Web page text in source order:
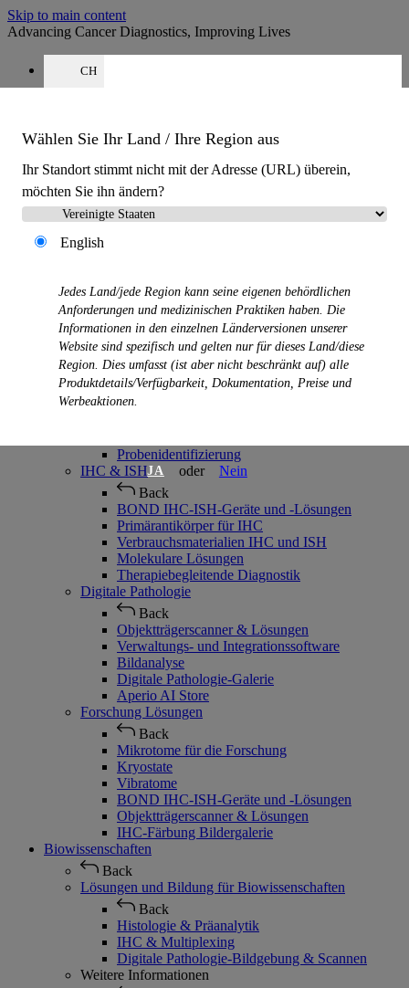
Skip to main content
Advancing Cancer Diagnostics, Improving Lives
CH
Wählen Sie Ihr Land / Ihre Region aus
Ihr Standort stimmt nicht mit der Adresse (URL) überein,
möchten Sie ihn ändern?
English
Jedes Land/jede Region kann seine eigenen behördlichen
Anforderungen und medizinischen Praktiken haben. Die
Informationen in den einzelnen Länderversionen unserer
Website sind spezifisch und gelten nur für dieses Land/diese
Region. Dies umfasst (ist aber nicht beschränkt auf) alle
Produktdetails/Verfügbarkeit, Dokumentation, Preise und
Werbeaktionen.
JA oder Nein
MENU
Back
Lösungen für die Histologie
Back
Gewebeinfiltrationsautomaten
Färbe- & Eindeckautomaten
Mikrotome
Kryostate
Probenidentifizierung
IHC & ISH
Back
BOND IHC-ISH-Geräte und -Lösungen
Primärantikörper für IHC
Verbrauchsmaterialien IHC und ISH
Molekulare Lösungen
Therapiebegleitende Diagnostik
Digitale Pathologie
Back
Objektträgerscanner & Lösungen
Verwaltungs- und Integrationssoftware
Bildanalyse
Digitale Pathologie-Galerie
Aperio AI Store
Forschung Lösungen
Back
Mikrotome für die Forschung
Kryostate
Vibratome
BOND IHC-ISH-Geräte und -Lösungen
Objektträgerscanner & Lösungen
IHC-Färbung Bildergalerie
Biowissenschaften
Back
Lösungen und Bildung für Biowissenschaften
Back
Histologie & Präanalytik
IHC & Multiplexing
Digitale Pathologie-Bildgebung & Scannen
Weitere Informationen